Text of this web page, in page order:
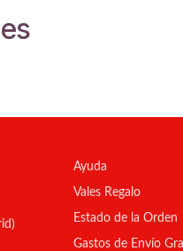
Ayuda
Vales Regalo
Estado de la Orden
Gastos de Envío